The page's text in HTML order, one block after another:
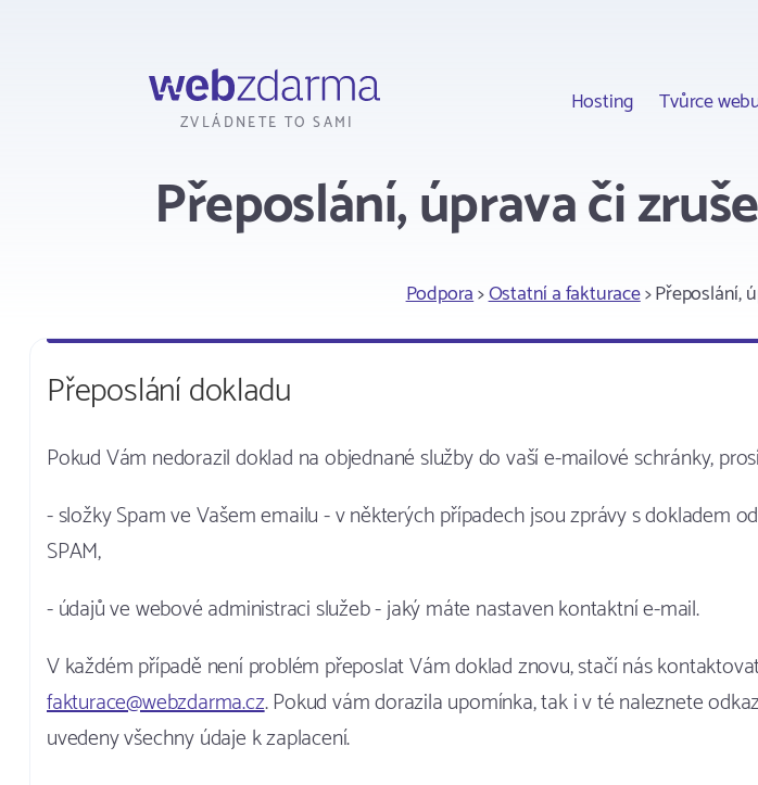
ZVLÁDNETE TO SAMI
Hosting Tvůrce
Přeposlání, úprava či
Podpora>Ostatní a fakturace> Přeposlání,
Přeposlání dokladu
Pokud Vám nedorazil doklad na objednané služby do vaší e-mailové schránky,
- složky Spam ve Vašem emailu - v některých případech jsou zprávy s dokladem
SPAM,
- údajů ve webové administraci služeb - jaký máte nastaven kontaktní e-mail.
V každém případě není problém přeposlat Vám doklad znovu, stačí nás
fakturace@webzdarma.cz. Pokud vám dorazila upomínka, tak i v té naleznete
uvedeny všechny údaje k zaplacení.